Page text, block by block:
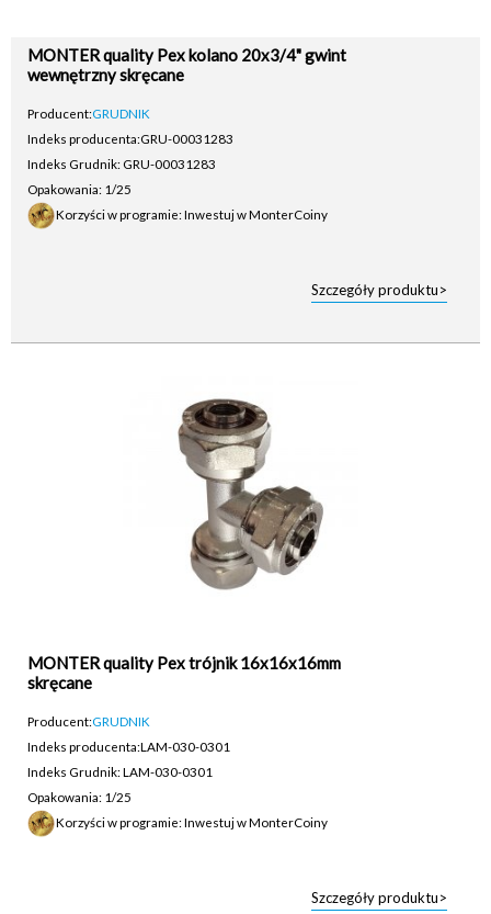
MONTER quality Pex kolano 20x3/4" gwint
wewnętrzny skręcane
Producent:GRUDNIK
Indeks producenta:GRU-00031283
Indeks Grudnik: GRU-00031283
Opakowania: 1/25
Korzyści w programie: Inwestuj w MonterCoiny
Szczegóły produktu>
MONTER quality Pex trójnik 16x16x16mm
skręcane
Producent:GRUDNIK
Indeks producenta:LAM-030-0301
Indeks Grudnik: LAM-030-0301
Opakowania: 1/25
Korzyści w programie: Inwestuj w MonterCoiny
Szczegóły produktu>